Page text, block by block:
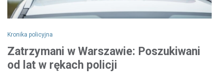
Kronika policyjna
Zatrzymani w Warszawie: Poszukiwani
od lat w rękach policji